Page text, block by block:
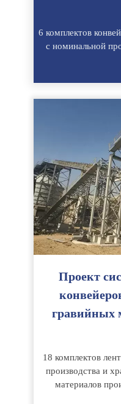
6 комплектов
с номинальной
Проект
гравийных
18 комплектов
производства и
материалов